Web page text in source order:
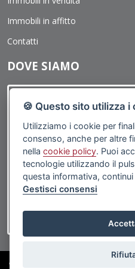
negli altri casi,
Immobili in affitto
Contatti
DOVE SIAMO
©2019 Porticciolo Immobiliare | Via
🍪 Questo sito utilizza i
Utilizziamo i cookie per
consenso, anche per altre
nellacookie policy. Puoi
tecnologie utilizzando il
questa informativa,
Gestisci consensi